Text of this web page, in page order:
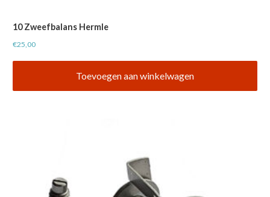
10 Zweefbalans Hermle
€25,00
Toevoegen aan winkelwagen